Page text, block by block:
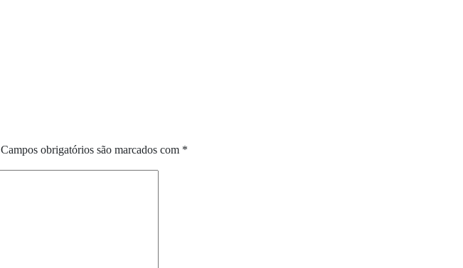
Campos obrigatórios são marcados com *